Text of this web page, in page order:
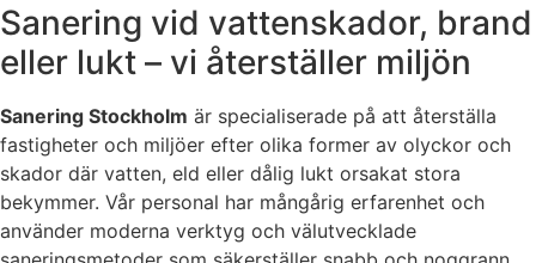
Sanering vid vattenskador, brand
eller lukt – vi återställer miljön
Sanering Stockholm är specialiserade på att återställa
fastigheter och miljöer efter olika former av olyckor och
skador där vatten, eld eller dålig lukt orsakat stora
bekymmer. Vår personal har mångårig erfarenhet och
använder moderna verktyg och välutvecklade